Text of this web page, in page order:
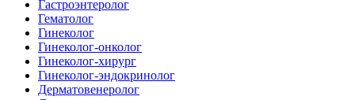
Гастроэнтеролог
Гематолог
Гинеколог
Гинеколог-онколог
Гинеколог-хирург
Гинеколог-эндокринолог
Дерматовенеролог